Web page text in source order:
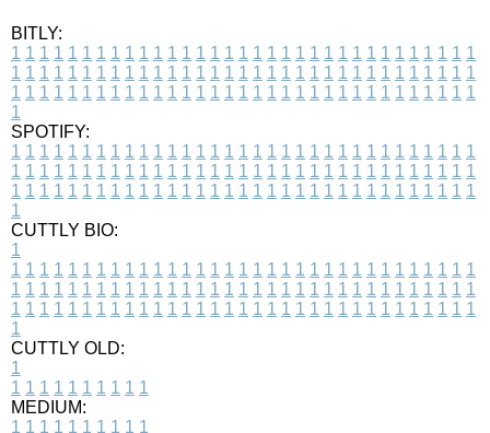
BITLY:
1 1 1 1 1 1 1 1 1 1 1 1 1 1 1 1 1 1 1 1 1 1 1 1 1 1 1 1 1 1 1 1 1
1 1 1 1 1 1 1 1 1 1 1 1 1 1 1 1 1 1 1 1 1 1 1 1 1 1 1 1 1 1 1 1 1
1 1 1 1 1 1 1 1 1 1 1 1 1 1 1 1 1 1 1 1 1 1 1 1 1 1 1 1 1 1 1 1 1
1
SPOTIFY:
1 1 1 1 1 1 1 1 1 1 1 1 1 1 1 1 1 1 1 1 1 1 1 1 1 1 1 1 1 1 1 1 1
1 1 1 1 1 1 1 1 1 1 1 1 1 1 1 1 1 1 1 1 1 1 1 1 1 1 1 1 1 1 1 1 1
1 1 1 1 1 1 1 1 1 1 1 1 1 1 1 1 1 1 1 1 1 1 1 1 1 1 1 1 1 1 1 1 1
1
CUTTLY BIO:
1
1 1 1 1 1 1 1 1 1 1 1 1 1 1 1 1 1 1 1 1 1 1 1 1 1 1 1 1 1 1 1 1 1
1 1 1 1 1 1 1 1 1 1 1 1 1 1 1 1 1 1 1 1 1 1 1 1 1 1 1 1 1 1 1 1 1
1 1 1 1 1 1 1 1 1 1 1 1 1 1 1 1 1 1 1 1 1 1 1 1 1 1 1 1 1 1 1 1 1
1
CUTTLY OLD:
1
1 1 1 1 1 1 1 1 1 1
MEDIUM:
1 1 1 1 1 1 1 1 1 1